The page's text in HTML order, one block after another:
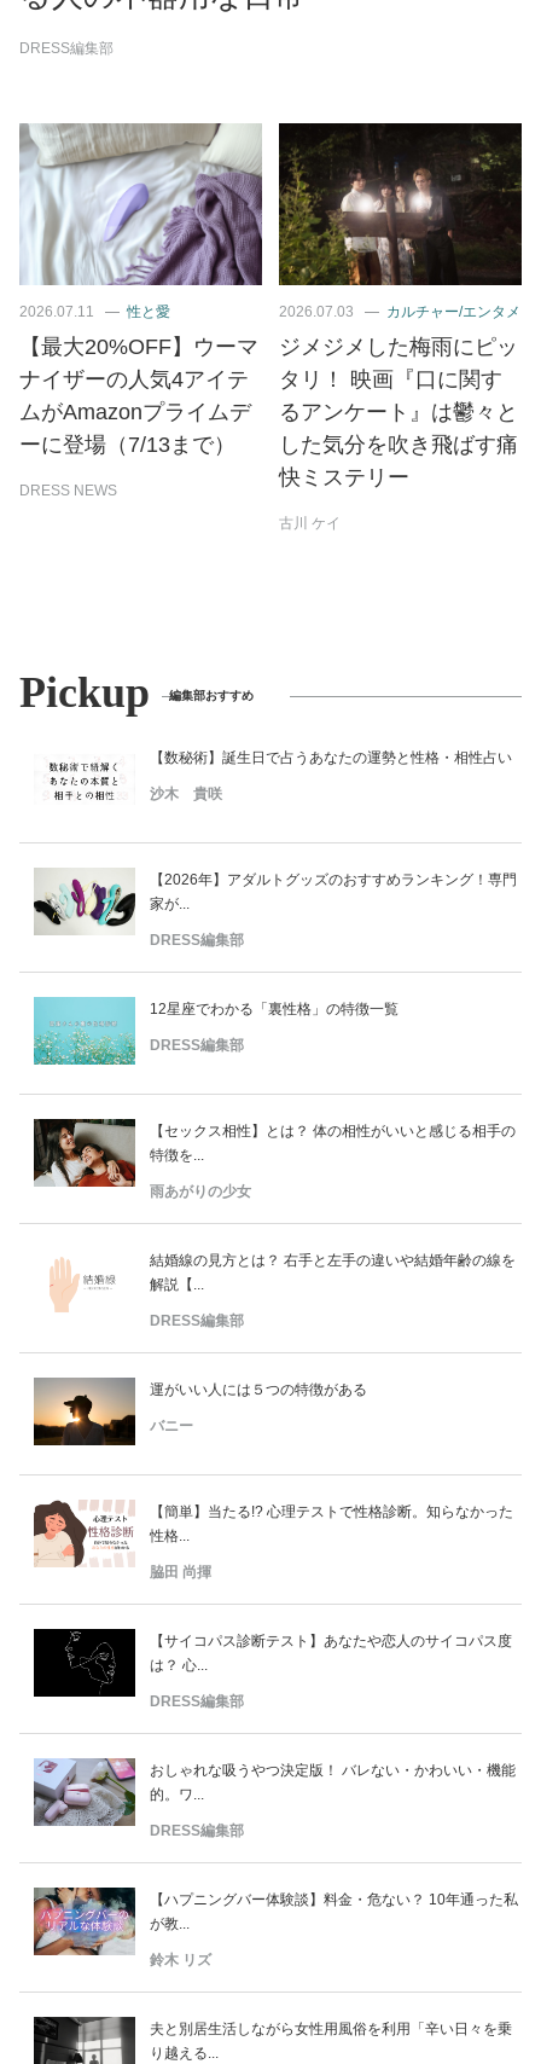
DRESS編集部
2026.07.11 性と愛
【最大20%OFF】ウーマ
ナイザーの人気4アイテ
ムがAmazonプライムデ
ーに登場（7/13まで）
DRESS NEWS
2026.07.03 カルチャー/エンタメ
ジメジメした梅雨にピッ
タリ！ 映画『口に関す
るアンケート』は鬱々と
した気分を吹き飛ばす痛
快ミステリー
古川 ケイ
Pickup 編集部おすすめ
【数秘術】誕生日で占うあなたの運勢と性格・相性占い
沙木 貴咲
【2026年】アダルトグッズのおすすめランキング！専門
家が...
DRESS編集部
12星座でわかる「裏性格」の特徴一覧
DRESS編集部
【セックス相性】とは？ 体の相性がいいと感じる相手の
特徴を...
雨あがりの少女
結婚線の見方とは？ 右手と左手の違いや結婚年齢の線を
解説【...
DRESS編集部
運がいい人には５つの特徴がある
バニー
【簡単】当たる!? 心理テストで性格診断。知らなかった
性格...
脇田 尚揮
【サイコパス診断テスト】あなたや恋人のサイコパス度
は？ 心...
DRESS編集部
おしゃれな吸うやつ決定版！ バレない・かわいい・機能
的。ワ...
DRESS編集部
【ハプニングバー体験談】料金・危ない？ 10年通った私
が教...
鈴木 リズ
夫と別居生活しながら女性用風俗を利用「辛い日々を乗
り越える...